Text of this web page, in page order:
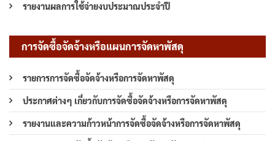
รายงานผลการใช้จ่ายงบประมาณประจำปี
การจัดซื้อจัดจ้างหรือแผนการจัดหาพัสดุ
รายการการจัดซื้อจัดจ้างหรือการจัดหาพัสดุ
ประกาศต่างๆ เกี่ยวกับการจัดซื้อจัดจ้างหรือการจัดหาพัสดุ
รายงานและความก้าวหน้าการจัดซื้อจัดจ้างหรือการจัดหาพัสดุ